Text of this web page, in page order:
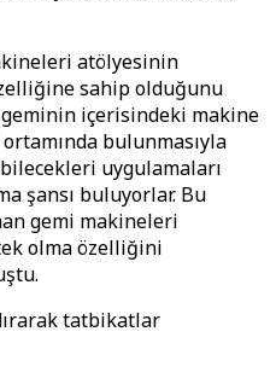
atölyesinin
sahip olduğunu
içerisindeki makine
bulunmasıyla
uygulamaları
şansı buluyorlar. Bu
gemi makineleri
olma özelliğini
tatbikatlar